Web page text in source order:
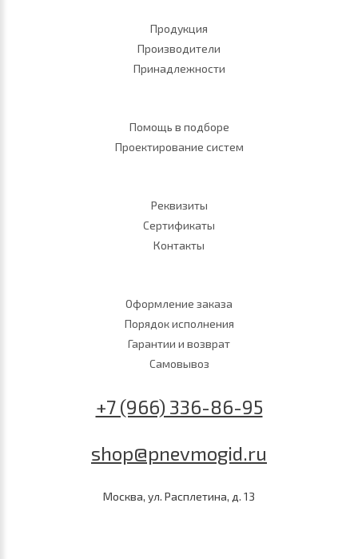
Продукция
Производители
Принадлежности
Помощь в подборе
Проектирование систем
Реквизиты
Сертификаты
Контакты
Оформление заказа
Порядок исполнения
Гарантии и возврат
Самовывоз
+7 (966) 336-86-95
shop@pnevmogid.ru
Москва, ул. Расплетина, д. 13